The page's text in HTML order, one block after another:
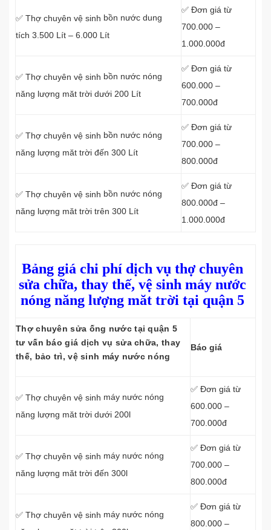
✅ Thợ chuyên vệ sinh bồn nước dung
tích 3.500 Lít – 6.000 Lít
✅ Đơn giá từ
700.000 –
1.000.000đ
✅ Thợ chuyên vệ sinh bồn nước nóng
năng lượng măt trời dưới 200 Lít
✅ Đơn giá từ
600.000 –
700.000đ
✅ Thợ chuyên vệ sinh bồn nước nóng
năng lượng măt trời đến 300 Lít
✅ Đơn giá từ
700.000 –
800.000đ
✅ Thợ chuyên vệ sinh bồn nước nóng
năng lượng măt trời trên 300 Lít
✅ Đơn giá từ
800.000đ –
1.000.000đ
Bảng giá chi phí dịch vụ thợ chuyên
sửa chữa, thay thế, vệ sinh máy nước
nóng năng lượng măt trời tại quận 5
Thợ chuyên sửa ống nước tại quận 5
tư vấn báo giá dịch vụ sửa chữa, thay
thế, bảo trì, vệ sinh máy nước nóng
Báo giá
✅ Thợ chuyên vệ sinh máy nước nóng
năng lượng măt trời dưới 200l
✅ Đơn giá từ
600.000 –
700.000đ
✅ Thợ chuyên vệ sinh máy nước nóng
năng lượng măt trời đến 300l
✅ Đơn giá từ
700.000 –
800.000đ
✅ Thợ chuyên vệ sinh máy nước nóng
✅ Đơn giá từ
800.000 –